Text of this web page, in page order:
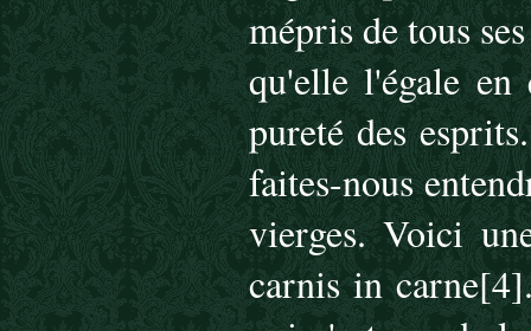
mépris de tous
qu'elle l'égale
pureté des
faites-nous
vierges. Voici
carnis in